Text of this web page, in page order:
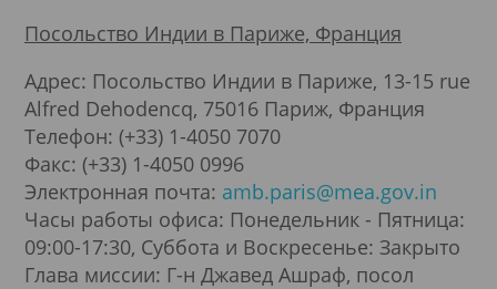
Посольство Индии в Париже, Франция
Адрес: Посольство Индии в Париже, 13-15 rue
Alfred Dehodencq, 75016 Париж, Франция
Телефон: (+33) 1-4050 7070
Факс: (+33) 1-4050 0996
Электронная почта: amb.paris@mea.gov.in
Часы работы офиса: Понедельник - Пятница:
09:00-17:30, Суббота и Воскресенье: Закрыто
Глава миссии: Г-н Джавед Ашраф, посол